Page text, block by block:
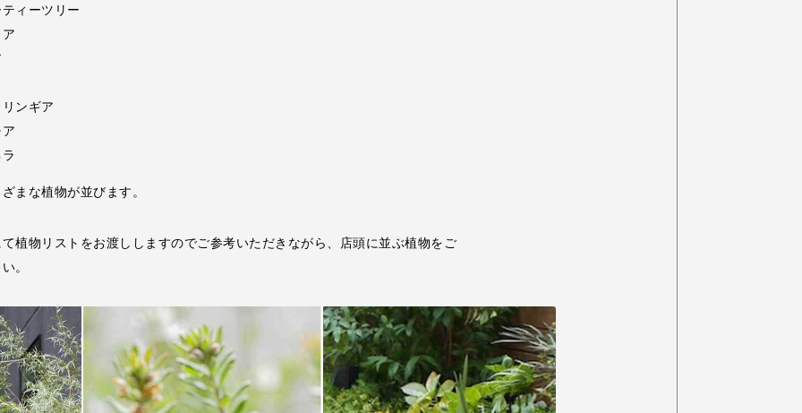
ィーツリー
ンギア
まな植物が並びます。
植物リストをお渡ししますのでご参考いただきながら、店頭に並ぶ植物をご
。